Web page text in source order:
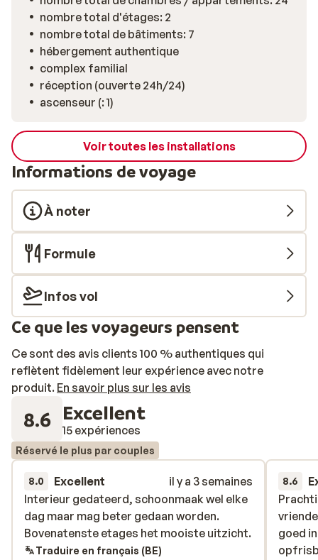
nombre total d'étages: 2
nombre total de bâtiments: 7
hébergement authentique
complex familial
réception (ouverte 24h/24)
ascenseur (: 1)
Voir toutes les installations
Informations de voyage
À noter
Formule
Infos vol
Ce que les voyageurs pensent
Ce sont des avis clients 100 % authentiques qui
reflètent fidèlement leur expérience avec notre
produit. En savoir plus sur les avis
8.6 Excellent
15 expériences
Réservé le plus par couples
8.0 Excellent
il y a 3 semaines
Interieur gedateerd, schoonmaak wel elke
dag maar mag beter gedaan worden.
Bovenatenste etages het mooiste uitzicht.
Interieur gedateerd, schoonmaak wel elke
dag maar mag beter gedaan worden.
Bovenatenste etages het mooiste uitzicht.
Traduire en français (BE)
8.6
goed
goed